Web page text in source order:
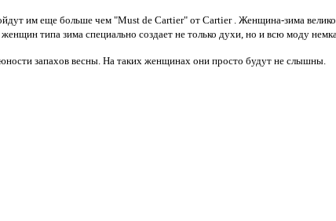
им еще больше чем "Must de Cartier" от Cartier . Женщина-зима
типа зима специально создает не только духи, но и всю моду
запахов весны. На таких женщинах они просто будут не слышны.